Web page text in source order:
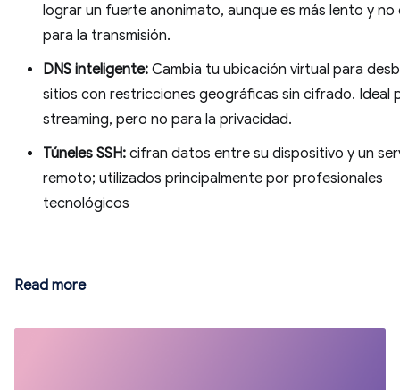
lograr un fuerte anonimato, aunque es más lento y no
para la transmisión.
DNS inteligente: Cambia tu ubicación virtual para
sitios con restricciones geográficas sin cifrado. Ideal
streaming, pero no para la privacidad.
Túneles SSH: cifran datos entre su dispositivo y un
remoto; utilizados principalmente por profesionales
tecnológicos
Read more